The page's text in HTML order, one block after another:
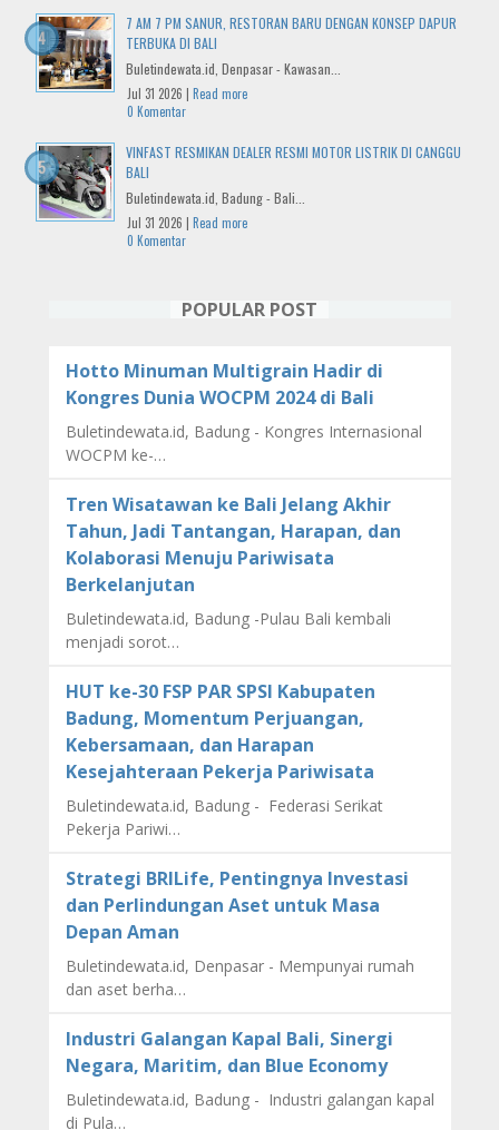
7 AM 7 PM SANUR, RESTORAN BARU DENGAN KONSEP DAPUR
TERBUKA DI BALI
Buletindewata.id, Denpasar - Kawasan...
Jul 31 2026 | Read more
0 Komentar
VINFAST RESMIKAN DEALER RESMI MOTOR LISTRIK DI CANGGU
BALI
Buletindewata.id, Badung - Bali...
Jul 31 2026 | Read more
0 Komentar
POPULAR POST
Hotto Minuman Multigrain Hadir di
Kongres Dunia WOCPM 2024 di Bali
Buletindewata.id, Badung - Kongres Internasional
WOCPM ke-…
Tren Wisatawan ke Bali Jelang Akhir
Tahun, Jadi Tantangan, Harapan, dan
Kolaborasi Menuju Pariwisata
Berkelanjutan
Buletindewata.id, Badung -Pulau Bali kembali
menjadi sorot…
HUT ke-30 FSP PAR SPSI Kabupaten
Badung, Momentum Perjuangan,
Kebersamaan, dan Harapan
Kesejahteraan Pekerja Pariwisata
Buletindewata.id, Badung - Federasi Serikat
Pekerja Pariwi…
Strategi BRILife, Pentingnya Investasi
dan Perlindungan Aset untuk Masa
Depan Aman
Buletindewata.id, Denpasar - Mempunyai rumah
dan aset berha…
Industri Galangan Kapal Bali, Sinergi
Negara, Maritim, dan Blue Economy
Buletindewata.id, Badung - Industri galangan kapal
di Pula…